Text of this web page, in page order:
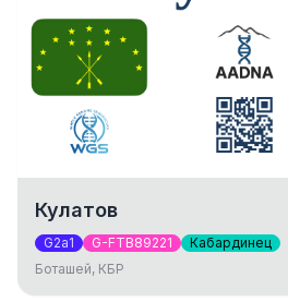
Кулатов
G2a1 G-FTB89221 Кабардинец
Боташей, КБР